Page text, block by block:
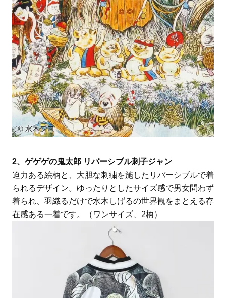
2、ゲゲゲの鬼太郎 リバーシブル刺子ジャン
迫力ある絵柄と、大胆な刺繍を施したリバーシブルで着
られるデザイン。ゆったりとしたサイズ感で男女問わず
着られ、羽織るだけで水木しげるの世界観をまとえる存
在感ある一着です。（ワンサイズ、2柄）